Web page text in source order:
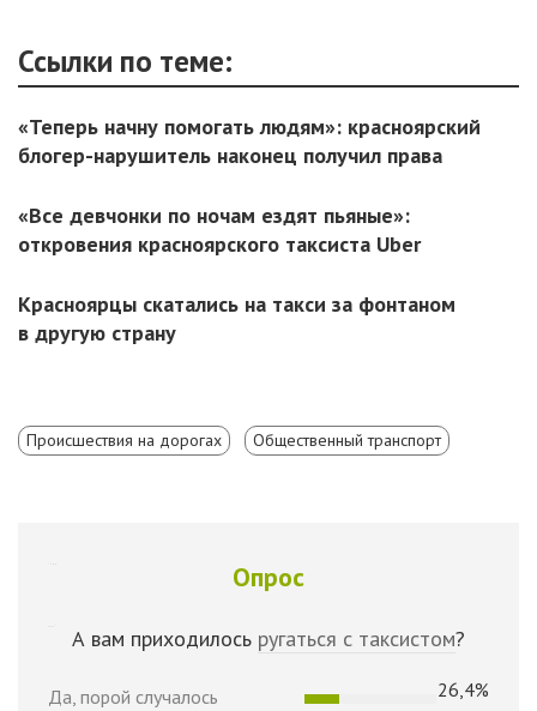
Ссылки по теме:
«Теперь начну помогать людям»: красноярский
блогер-нарушитель наконец получил права
«Все девчонки по ночам ездят пьяные»:
откровения красноярского таксиста Uber
Красноярцы скатались на такси за фонтаном
в другую страну
Происшествия на дорогах Общественный транспорт
Опрос
А вам приходилось ругаться с таксистом?
Да, порой случалось 26,4%